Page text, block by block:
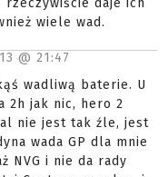
daje ich
wiele wad.
@ 21:47
wadliwą baterie. U
2h jak nic, hero 2
nie jest tak źle, jest
wada GP dla mnie
NVG i nie da rady